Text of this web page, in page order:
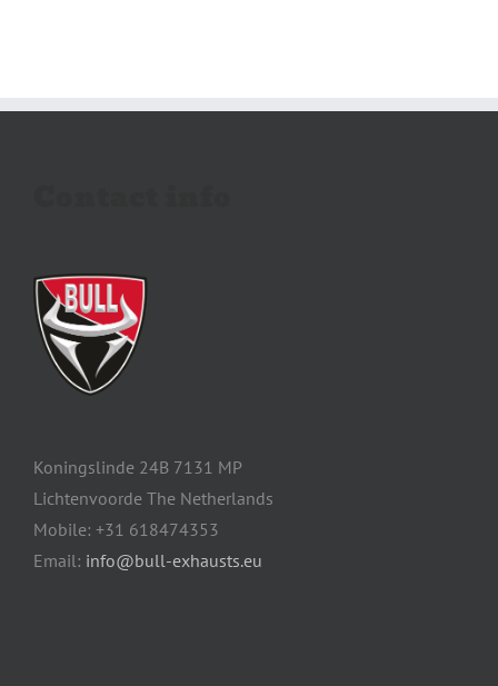
Koningslinde 24B 7131 MP
Lichtenvoorde The Netherlands
Mobile: +31 618474353
Email: info@bull-exhausts.eu